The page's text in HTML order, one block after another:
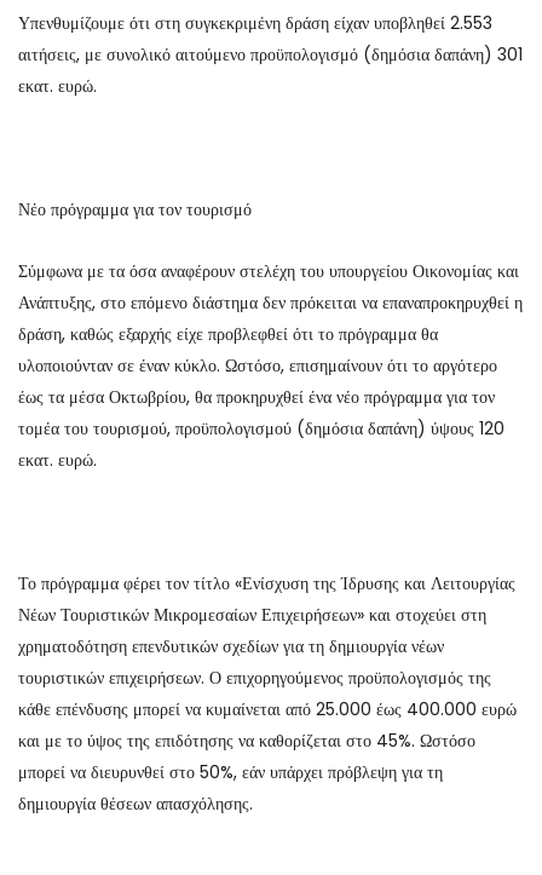
Υπενθυμίζουμε ότι στη συγκεκριμένη δράση είχαν υποβληθεί 2.553
αιτήσεις, με συνολικό αιτούμενο προϋπολογισμό (δημόσια δαπάνη) 301
εκατ. ευρώ.
Νέο πρόγραμμα για τον τουρισμό
Σύμφωνα με τα όσα αναφέρουν στελέχη του υπουργείου Οικονομίας και
Ανάπτυξης, στο επόμενο διάστημα δεν πρόκειται να επαναπροκηρυχθεί η
δράση, καθώς εξαρχής είχε προβλεφθεί ότι το πρόγραμμα θα
υλοποιούνταν σε έναν κύκλο. Ωστόσο, επισημαίνουν ότι το αργότερο
έως τα μέσα Οκτωβρίου, θα προκηρυχθεί ένα νέο πρόγραμμα για τον
τομέα του τουρισμού, προϋπολογισμού (δημόσια δαπάνη) ύψους 120
εκατ. ευρώ.
Το πρόγραμμα φέρει τον τίτλο «Ενίσχυση της Ίδρυσης και Λειτουργίας
Νέων Τουριστικών Μικρομεσαίων Επιχειρήσεων» και στοχεύει στη
χρηματοδότηση επενδυτικών σχεδίων για τη δημιουργία νέων
τουριστικών επιχειρήσεων. Ο επιχορηγούμενος προϋπολογισμός της
κάθε επένδυσης μπορεί να κυμαίνεται από 25.000 έως 400.000 ευρώ
και με το ύψος της επιδότησης να καθορίζεται στο 45%. Ωστόσο
μπορεί να διευρυνθεί στο 50%, εάν υπάρχει πρόβλεψη για τη
δημιουργία θέσεων απασχόλησης.